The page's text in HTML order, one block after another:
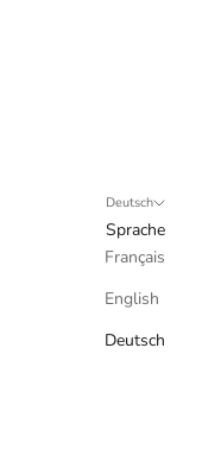
Deutsch
Sprache
Français
English
Deutsch